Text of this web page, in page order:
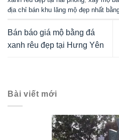
địa chỉ bán khu lăng mộ đẹp nhất
Bán báo giá mộ bằng đá
xanh rêu đẹp tại Hưng Yên
Bài viết mới